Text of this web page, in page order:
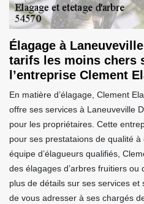
Élagage à
tarifs les moins chers
l’entreprise Clement
En matière d’élagage, Clement
offre ses services à Laneuveville
pour les propriétaires. Cette
pour ses prestataions de qualité
équipe d’élagueurs qualifiés,
des élagages d’arbres fruitiers ou
plus de détails sur ses services
de vous adresser à ses chargés